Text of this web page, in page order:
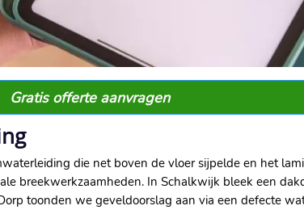
Gratis offerte aanvragen
die net boven de vloer sijpelde en het
breekwerkzaamheden. In Schalkwijk bleek een
toonden we geveldoorslag aan via een defecte